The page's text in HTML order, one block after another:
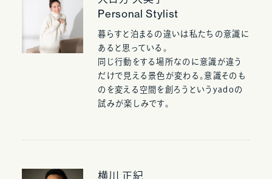
Personal Stylist
暮らすと泊まるの違いは私たちの意識に
あると思っている。
同じ行動をする場所なのに意識が違う
だけで見える景色が変わる。意識そのも
のを変える空間を創ろうというyadoの
試みが楽しみです。
横川 正紀